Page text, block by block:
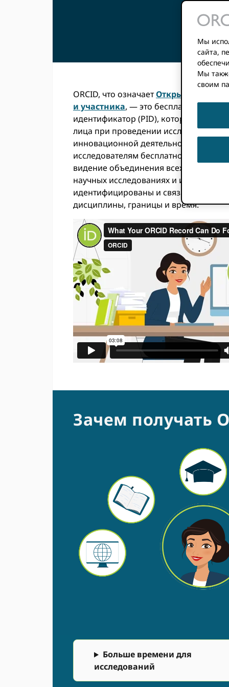
ORCID, что означаетОткрытый
и участника, — это бесплатный
идентификатор (PID), который могут
лица при проведении исследований,
инновационной деятельности. Мы
исследователям бесплатно, чтобы
видение объединения всех, кто
научных исследованиях и
идентифицированы и связаны с их
дисциплины, границы и время.
Зачем получать
Больше времени для
исследований
Мы
сайта,
Мы
своим